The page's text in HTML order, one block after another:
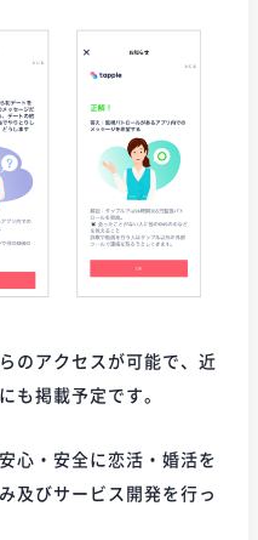
のアクセスが可能で、近
も掲載予定です。
心・安全に恋活・婚活を
及びサービス開発を行っ